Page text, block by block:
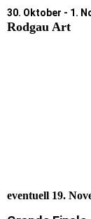
30. Oktober - 1.
Rodgau Art
eventuell 19.